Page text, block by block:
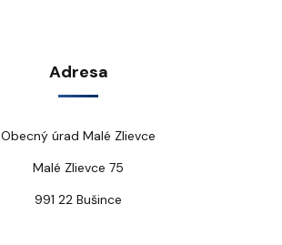
Adresa
Obecný úrad Malé Zlievce
Malé Zlievce 75
991 22 Bušince